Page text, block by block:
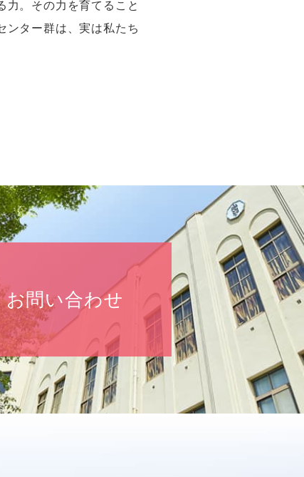
。その力を育てること
ンター群は、実は私たち
お問い合わせ